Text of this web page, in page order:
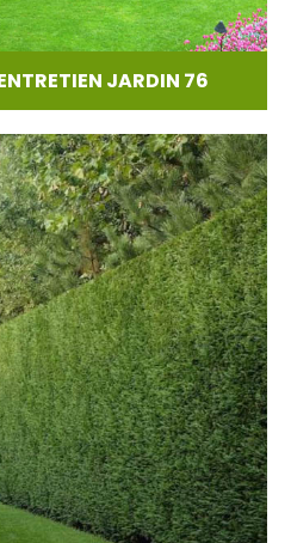
JARDIN 76